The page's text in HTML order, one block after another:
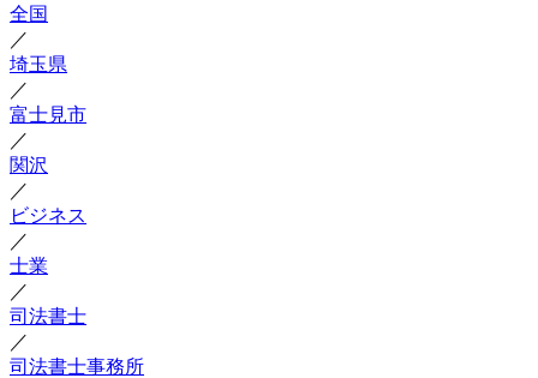
全国
／
埼玉県
／
富士見市
／
関沢
／
ビジネス
／
士業
／
司法書士
／
司法書士事務所